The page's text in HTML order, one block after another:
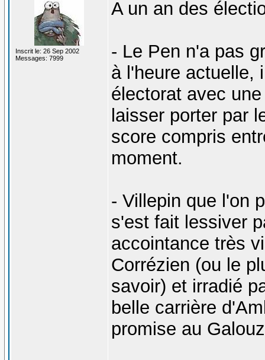
Inscrit le: 26 Sep 2002
Messages: 7999
A un an des
- Le Pen n'a pas
à l'heure actuelle,
électorat avec
laisser porter par
score compris
moment.
- Villepin que l'on
s'est fait lessiver
accointance très
Corrézien (ou le
savoir) et irradié
belle carrière
promise au